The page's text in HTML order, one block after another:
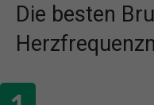
Die besten